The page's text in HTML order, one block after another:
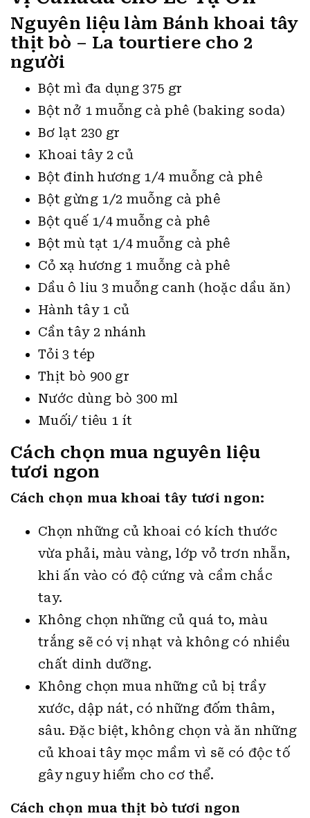
Nguyên liệu làm Bánh khoai tây
thịt bò – La tourtiere cho 2
người
Bột mì đa dụng 375 gr
Bột nở 1 muỗng cà phê (baking soda)
Bơ lạt 230 gr
Khoai tây 2 củ
Bột đinh hương 1/4 muỗng cà phê
Bột gừng 1/2 muỗng cà phê
Bột quế 1/4 muỗng cà phê
Bột mù tạt 1/4 muỗng cà phê
Cỏ xạ hương 1 muỗng cà phê
Dầu ô liu 3 muỗng canh (hoặc dầu ăn)
Hành tây 1 củ
Cần tây 2 nhánh
Tỏi 3 tép
Thịt bò 900 gr
Nước dùng bò 300 ml
Muối/ tiêu 1 ít
Cách chọn mua nguyên liệu
tươi ngon
Cách chọn mua khoai tây tươi ngon:
Chọn những củ khoai có kích thước
vừa phải, màu vàng, lớp vỏ trơn nhẵn,
khi ấn vào có độ cứng và cầm chắc
tay.
Không chọn những củ quá to, màu
trắng sẽ có vị nhạt và không có nhiều
chất dinh dưỡng.
Không chọn mua những củ bị trầy
xước, dập nát, có những đốm thâm,
sâu. Đặc biệt, không chọn và ăn những
củ khoai tây mọc mầm vì sẽ có độc tố
gây nguy hiểm cho cơ thể.
Cách chọn mua thịt bò tươi ngon